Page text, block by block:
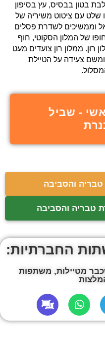
בטון בבסיס, עץ בסיפון
שלט עם ציטוט משיריה של
וממשיכים לשדרת פסלים
של המלון הסקוטי, חוף
רון. ממלון רון צועדים מעט
צעידה על הטיילת
- שביל
והסביבה
טבריה והסביבה
החברתיות:
מטיילות, משתפות